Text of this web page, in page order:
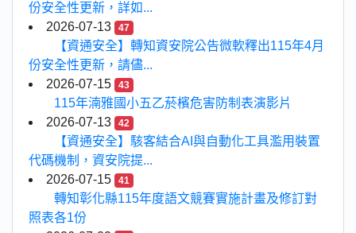
份安全性更新，詳如...
2026-07-13
47
【資通安全】轉知資安院公告微軟釋出115年4月
份安全性更新，請儘...
2026-07-15
43
115年湳雅國小五乙菸檳危害防制表演影片
2026-07-13
42
【資通安全】駭客結合AI與自動化工具濫用裝置
代碼機制，資安院提...
2026-07-15
41
轉知彰化縣115年度語文競賽實施計畫及修訂對
照表各1份